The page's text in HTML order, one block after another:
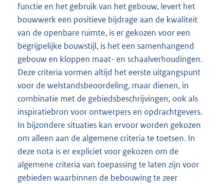
functie en het gebruik van het gebouw, levert het
bouwwerk een positieve bijdrage aan de kwaliteit
van de openbare ruimte, is er gekozen voor een
begrijpelijke bouwstijl, is het een samenhangend
gebouw en kloppen maat- en schaalverhoudingen.
Deze criteria vormen altijd het eerste uitgangspunt
voor de welstandsbeoordeling, maar dienen, in
combinatie met de gebiedsbeschrijvingen, ook als
inspiratiebron voor ontwerpers en opdrachtgevers.
In bijzondere situaties kan ervoor worden gekozen
om alleen aan de algemene criteria te toetsen. In
deze nota is er expliciet voor gekozen om de
algemene criteria van toepassing te laten zijn voor
gebieden waarbinnen de bebouwing te zeer